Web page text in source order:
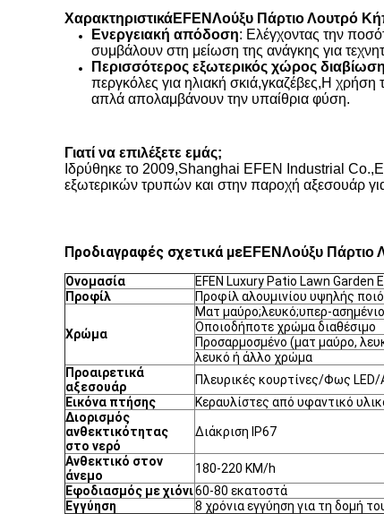
ΧαρακτηριστικάEFENΛούξυ Πάρτιο Λουτρό
Ενεργειακή απόδοση: Ελέγχοντας την
συμβάλουν στη μείωση της ανάγκης για
Περισσότερος εξωτερικός χώρος
περγκόλες για ηλιακή σκιά,γκαζέβες,Η χρήση
απλά απολαμβάνουν την υπαίθρια φύση.
Γιατί να επιλέξετε εμάς;
Ιδρύθηκε το 2009,Shanghai EFEN Industrial Co.,
εξωτερικών τρυπών και στην παροχή αξεσουάρ
Προδιαγραφές σχετικά μεEFENΛούξυ Πάρτιο
Ονομασία
EFEN Luxury Patio Lawn Garden
Προφίλ
Προφίλ αλουμινίου υψηλής
Χρώμα
Ματ μαύρο;λευκό;υπερ-
Οποιοδήποτε χρώμα διαθέσιμο
Προσαρμοσμένο (ματ μαύρο,
λευκό ή άλλο χρώμα
Προαιρετικά
αξεσουάρ
Πλευρικές κουρτίνες/Φως
Εικόνα πτήσης
Κεραυλίστες από υφαντικό
Διορισμός
ανθεκτικότητας
στο νερό
Διάκριση IP67
Ανθεκτικό στον
άνεμο
180-220 KM/h
Εφοδιασμός με χιόνι60-80 εκατοστά
Εγγύηση
8 χρόνια εγγύηση για τη δομή